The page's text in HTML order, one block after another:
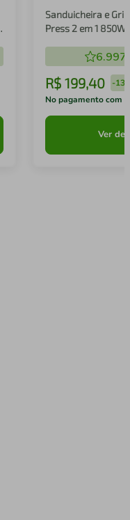
Sanduicheira e
Press 2 em 1 850W
6.997
R$ 199,40 -
No pagamento com
Ver